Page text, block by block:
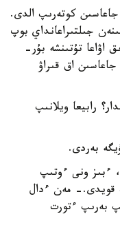
جاعاسىن كوتەرىپ الدى.
جىلتىراعانداي بوپ
اۋاعا تۇتىنشە بۇر-
اق قىراۋ
رابيعا ويلانىپ
بەردى.
ءبىز ونى ءوتىپ
قويدى.- مەن ءدال
بەرىپ ءتورت